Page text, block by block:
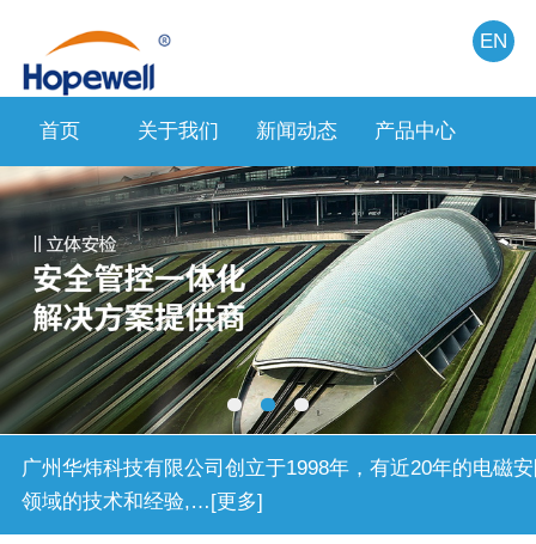
EN
首页 关于我们 新闻动态 产品中心
广州华炜科技有限公司创立于1998年，有近20年的电磁
领域的技术和经验,…[更多]